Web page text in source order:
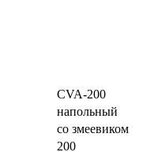
CVA-200
напольный
со змеевиком
200